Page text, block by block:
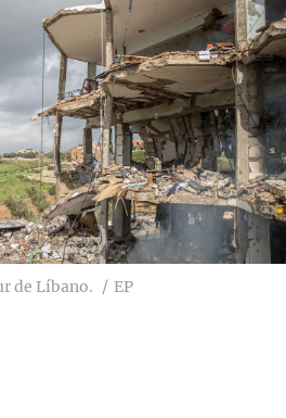
de Líbano. EP